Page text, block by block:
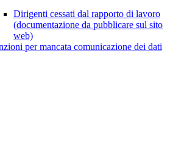
Dirigenti cessati dal rapporto di lavoro
(documentazione da pubblicare sul sito
web)
per mancata comunicazione dei dati